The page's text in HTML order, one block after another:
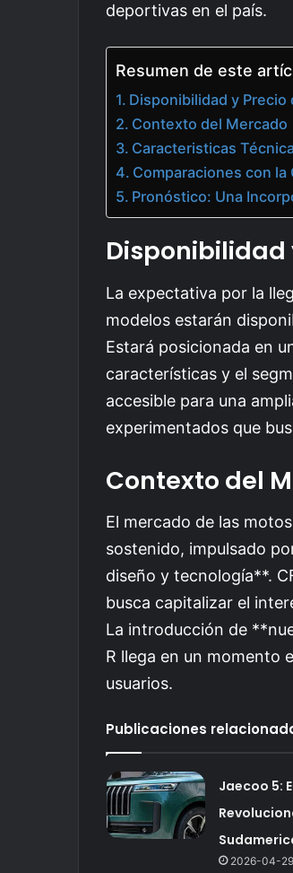
deportivas en el país.
Resumen de este
Disponibilidad y Precio
Contexto del Mercado
Caracteristicas
Comparaciones con la
Pronóstico: Una
Disponibilidad
La expectativa por la
modelos estarán
Estará posicionada en
características y el
accesible para una
experimentados que
Contexto del
El mercado de las
sostenido, impulsado
diseño y tecnología**.
busca capitalizar el
La introducción de
R llega en un momento
usuarios.
Publicaciones
Jaecoo 5:
2026-04-29